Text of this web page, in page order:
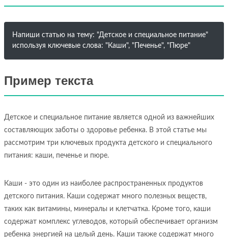
Напиши статью на тему: "Детское и специальное питание"
используя ключевые слова: "Каши", "Печенье", "Пюре"
Пример текста
Детское и специальное питание является одной из важнейших
составляющих заботы о здоровье ребенка. В этой статье мы
рассмотрим три ключевых продукта детского и специального
питания: каши, печенье и пюре.
Каши - это один из наиболее распространенных продуктов
детского питания. Каши содержат много полезных веществ,
таких как витамины, минералы и клетчатка. Кроме того, каши
содержат комплекс углеводов, который обеспечивает организм
ребенка энергией на целый день. Каши также содержат много